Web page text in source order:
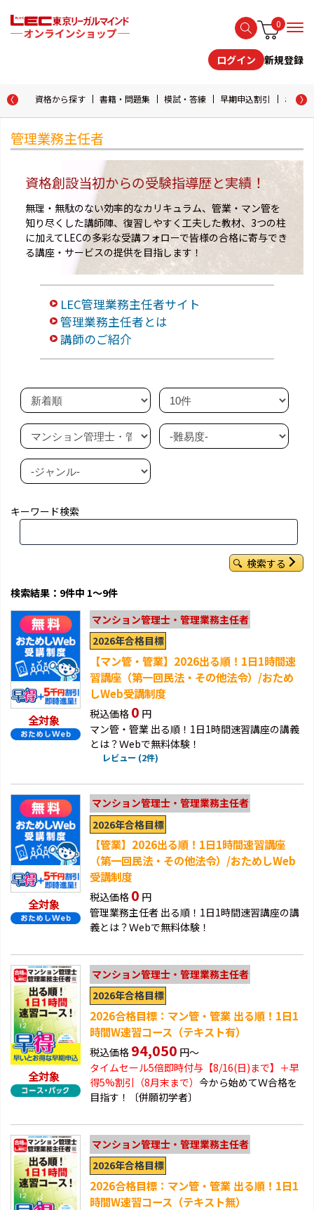
0
ログイン 新規登録
資格から探す 書籍・問題集 模試・答練 早期申込割引 おため
管理業務主任者
資格創設当初からの受験指導歴と実績！
無理・無駄のない効率的なカリキュラム、管業・マン管を
知り尽くした講師陣、復習しやすく工夫した教材、3つの柱
に加えてLECの多彩な受講フォローで皆様の合格に寄与でき
る講座・サービスの提供を目指します！
LEC管理業務主任者サイト
管理業務主任者とは
講師のご紹介
キーワード検索
検索する
検索結果：9件中 1～9件
全対象
マンション管理士・管理業務主任者
2026年合格目標
【マン管・管業】2026出る順！1日1時間速
習講座（第一回民法・その他法令）/おため
しWeb受講制度
税込価格 0 円
マン管・管業 出る順！1日1時間速習講座の講義
とは？Ｗebで無料体験！
レビュー (2件)
全対象
マンション管理士・管理業務主任者
2026年合格目標
【管業】2026出る順！1日1時間速習講座
（第一回民法・その他法令）/おためしWeb
受講制度
税込価格 0 円
管理業務主任者 出る順！1日1時間速習講座の講
義とは？Ｗebで無料体験！
全対象
マンション管理士・管理業務主任者
2026年合格目標
2026合格目標：マン管・管業 出る順！1日1
時間W速習コース（テキスト有）
税込価格 94,050 円～
タイムセール5倍即時付与【8/16(日)まで】＋早
得5%割引（8月末まで） 今から始めてＷ合格を
目指す！〔併願初学者〕
マンション管理士・管理業務主任者
2026年合格目標
2026合格目標：マン管・管業 出る順！1日1
時間W速習コース（テキスト無）